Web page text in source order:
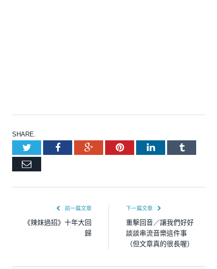
SHARE.
TwitterFacebookGoogle+PinterestLinkedInTumblr
Email
前一篇文章
《辣妹過招》十年大回
歸
下一篇文章
重擊回音／讓我們好好
談談串流音樂這件事
（但文章真的很長喔）